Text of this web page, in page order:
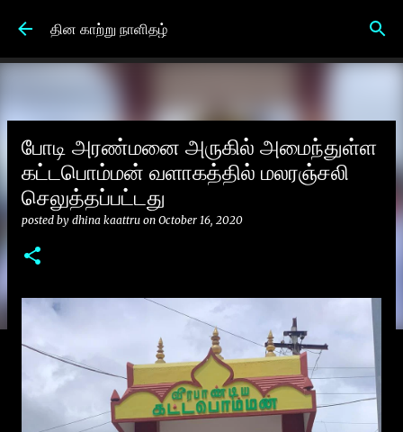
Skip to main content
தின காற்று நாளிதழ்
போடி அரண்மனை அருகில் அமைந்துள்ள
கட்டபொம்மன் வளாகத்தில் மலரஞ்சலி
செலுத்தப்பட்டது
posted by dhina kaattru on October 16, 2020